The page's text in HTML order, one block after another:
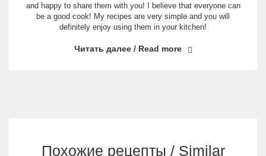
and happy to share them with you! I believe that everyone can
be a good cook! My recipes are very simple and you will
definitely enjoy using them in your kitchen!
Читать далее / Read more
Похожие рецепты / Similar